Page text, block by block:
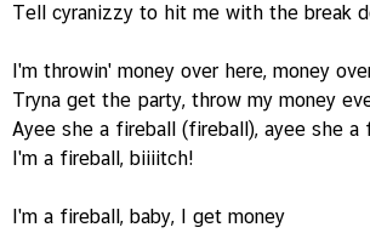
Tell cyranizzy to hit me with the break
I'm throwin' money over here, money
Tryna get the party, throw my money
Ayee she a fireball (fireball), ayee she a
I'm a fireball, biiiitch!
I'm a fireball, baby, I get money